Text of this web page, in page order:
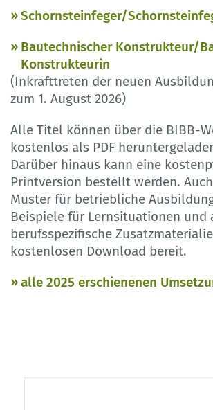
Schornsteinfeger/
Bautechnischer Konstrukteur/
Konstrukteurin
(Inkrafttreten der neuen
zum 1. August 2026)
Alle Titel können über die BIBB-
kostenlos als PDF
Darüber hinaus kann eine
Printversion bestellt werden.
Muster für betriebliche
Beispiele für Lernsituationen und
berufsspezifische
kostenlosen Download bereit.
alle 2025 erschienenen